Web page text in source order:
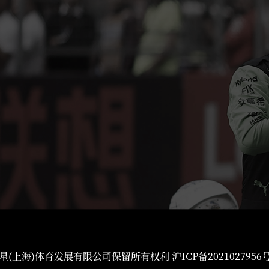
(上海)体育发展有限公司保留所有权利 沪ICP备2021027956